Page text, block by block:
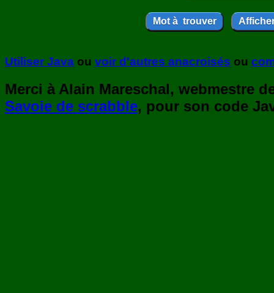
Utiliser Java ou voir d'autres anacroisés ou
Merci à Alain Mareschal, webmestre
Savoie de scrabble, pour son code